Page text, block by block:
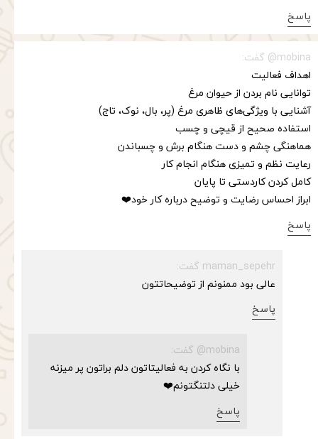
پاسخ
mobina@ گفت:
اهداف فعالیت
توانایی نام بردن از حیوان مرغ
آشنایی با ویژگی‌های ظاهری مرغ (پر، بال، نوک، تاج)
استفاده صحیح از قیچی و چسب
هماهنگی چشم و دست هنگام برش و چسباندن
رعایت نظم و تمیزی هنگام انجام کار
کامل کردن کاردستی تا پایان
ابراز احساس رضایت و توضیح درباره کار خود❤️
پاسخ
maman_sepehr گفت:
عالی بود ممنونم از توضیحاتتون
پاسخ
mobina@ گفت:
با نگاه کردن به فعالیتاتون دلم براتون پر میزنه
خیلی دلتنگتونم❤️
پاسخ